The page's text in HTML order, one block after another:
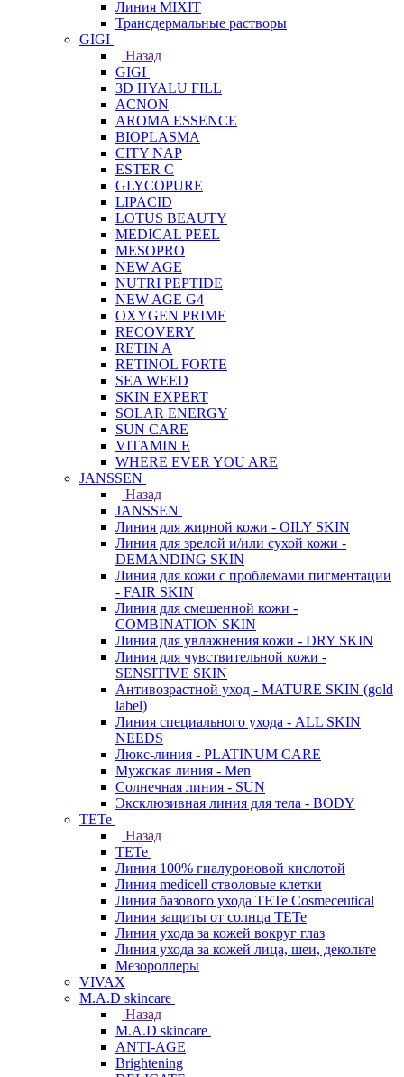
Линия MIXIT
Трансдермальные растворы
GIGI
Назад
GIGI
3D HYALU FILL
ACNON
AROMA ESSENCE
BIOPLASMA
CITY NAP
ESTER C
GLYCOPURE
LIPACID
LOTUS BEAUTY
MEDICAL PEEL
MESOPRO
NEW AGE
NUTRI PEPTIDE
NEW AGE G4
OXYGEN PRIME
RECOVERY
RETIN A
RETINOL FORTE
SEA WEED
SKIN EXPERT
SOLAR ENERGY
SUN CARE
VITAMIN E
WHERE EVER YOU ARE
JANSSEN
Назад
JANSSEN
Линия для жирной кожи - OILY SKIN
Линия для зрелой и/или сухой кожи -
DEMANDING SKIN
Линия для кожи с проблемами пигментации
- FAIR SKIN
Линия для смешенной кожи -
COMBINATION SKIN
Линия для увлажнения кожи - DRY SKIN
Линия для чувствительной кожи -
SENSITIVE SKIN
Антивозрастной уход - MATURE SKIN (gold
label)
Линия специального ухода - ALL SKIN
NEEDS
Люкс-линия - PLATINUM CARE
Мужская линия - Men
Солнечная линия - SUN
Эксклюзивная линия для тела - BODY
TETe
Назад
TETe
Линия 100% гиалуроновой кислотой
Линия medicell стволовые клетки
Линия базового ухода TETe Cosmeceutical
Линия защиты от солнца TETe
Линия ухода за кожей вокруг глаз
Линия ухода за кожей лица, шеи, декольте
Мезороллеры
VIVAX
M.A.D skincare
Назад
M.A.D skincare
ANTI-AGE
Brightening